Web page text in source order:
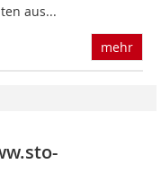
aus...
mehr